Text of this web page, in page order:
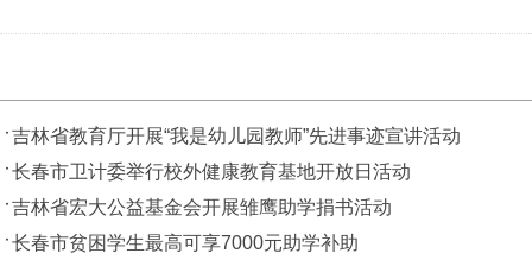
吉林省教育厅开展“我是幼儿园教师”先进事迹宣讲活动
长春市卫计委举行校外健康教育基地开放日活动
吉林省宏大公益基金会开展雏鹰助学捐书活动
长春市贫困学生最高可享7000元助学补助